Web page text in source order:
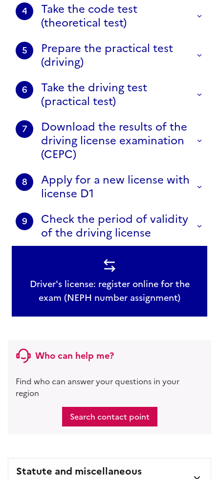
4
Take the code test
(theoretical test)
5
Prepare the practical test
(driving)
6
Take the driving test
(practical test)
7
Download the results of the
driving license examination
(CEPC)
8
Apply for a new license with
license D1
9
Check the period of validity
of the driving license
Driver's license: register online for the
exam (NEPH number assignment)
Who can help me?
Find who can answer your questions in your
region
Search contact point
Statute and miscellaneous